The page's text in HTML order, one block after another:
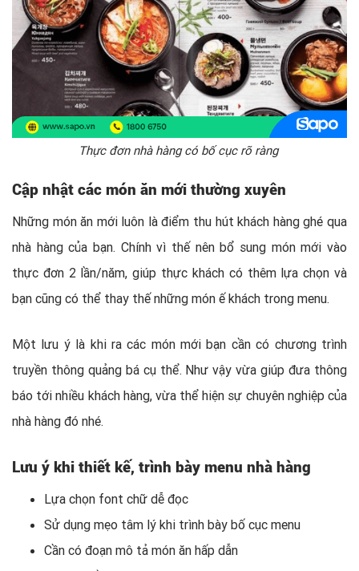
Thực đơn nhà hàng có bố cục rõ ràng
Cập nhật các món ăn mới thường xuyên
Những món ăn mới luôn là điểm thu hút khách hàng ghé qua
nhà hàng của bạn. Chính vì thế nên bổ sung món mới vào
thực đơn 2 lần/năm, giúp thực khách có thêm lựa chọn và
bạn cũng có thể thay thế những món ế khách trong menu.
Một lưu ý là khi ra các món mới bạn cần có chương trình
truyền thông quảng bá cụ thể. Như vậy vừa giúp đưa thông
báo tới nhiều khách hàng, vừa thể hiện sự chuyên nghiệp của
nhà hàng đó nhé.
Lưu ý khi thiết kế, trình bày menu nhà hàng
Lựa chọn font chữ dễ đọc
Sử dụng mẹo tâm lý khi trình bày bố cục menu
Cần có đoạn mô tả món ăn hấp dẫn